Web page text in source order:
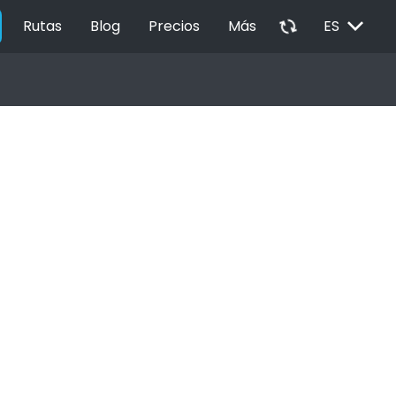
Rutas Blog Precios Más autorenew ES EXPAND_MORE